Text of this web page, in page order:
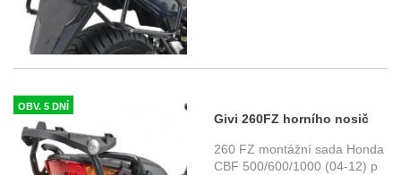
OBV. 5 DNÍ
Givi 260FZ horního nosič
Honda CBF 600 S / N (04-12)
260 FZ montážní sada Honda
CBF 500/600/1000 (04-12) p